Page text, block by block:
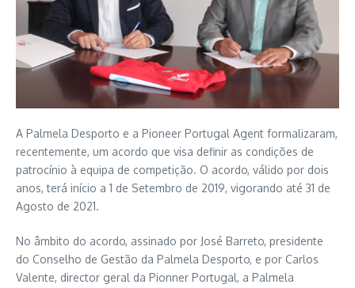
A Palmela Desporto e a Pioneer Portugal Agent formalizaram,
recentemente, um acordo que visa definir as condições de
patrocínio à equipa de competição. O acordo, válido por dois
anos, terá início a 1 de Setembro de 2019, vigorando até 31 de
Agosto de 2021.
No âmbito do acordo, assinado por José Barreto, presidente
do Conselho de Gestão da Palmela Desporto, e por Carlos
Valente, director geral da Pionner Portugal, a Palmela